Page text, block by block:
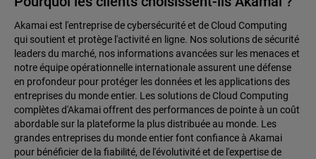
Akamai est l'entreprise de cybersécurité et de Cloud Computing
qui soutient et protège l'activité en ligne. Nos solutions de sécurité
leaders du marché, nos informations avancées sur les menaces et
notre équipe opérationnelle internationale assurent une défense
en profondeur pour protéger les données et les applications des
entreprises du monde entier. Les solutions de Cloud Computing
complètes d'Akamai offrent des performances de pointe à un coût
abordable sur la plateforme la plus distribuée au monde. Les
grandes entreprises du monde entier font confiance à Akamai
pour bénéficier de la fiabilité, de l'évolutivité et de l'expertise de